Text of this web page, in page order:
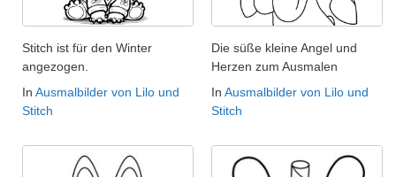
Stitch ist für den Winter
angezogen.
In Ausmalbilder von Lilo und
Stitch
Die süße kleine Angel und
Herzen zum Ausmalen
In Ausmalbilder von Lilo und
Stitch